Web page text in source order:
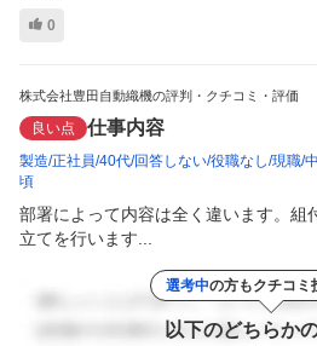
0
株式会社豊田自動織機の評判・クチコミ・評価
良い点 仕事内容
製造 正社員 40代 回答しない 役職なし 現職
頃
部署によって内容は全く違います。組
立てを行います...
選考中の方もクチコミ
以下のどちらか